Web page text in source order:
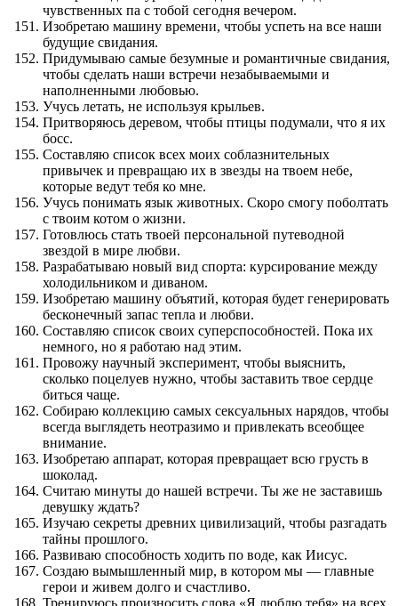
чувственных па с тобой сегодня вечером.
Изобретаю машину времени, чтобы успеть на все наши
будущие свидания.
Придумываю самые безумные и романтичные свидания,
чтобы сделать наши встречи незабываемыми и
наполненными любовью.
Учусь летать, не используя крыльев.
Притворяюсь деревом, чтобы птицы подумали, что я их
босс.
Составляю список всех моих соблазнительных
привычек и превращаю их в звезды на твоем небе,
которые ведут тебя ко мне.
Учусь понимать язык животных. Скоро смогу поболтать
с твоим котом о жизни.
Готовлюсь стать твоей персональной путеводной
звездой в мире любви.
Разрабатываю новый вид спорта: курсирование между
холодильником и диваном.
Изобретаю машину объятий, которая будет генерировать
бесконечный запас тепла и любви.
Составляю список своих суперспособностей. Пока их
немного, но я работаю над этим.
Провожу научный эксперимент, чтобы выяснить,
сколько поцелуев нужно, чтобы заставить твое сердце
биться чаще.
Собираю коллекцию самых сексуальных нарядов, чтобы
всегда выглядеть неотразимо и привлекать всеобщее
внимание.
Изобретаю аппарат, которая превращает всю грусть в
шоколад.
Считаю минуты до нашей встречи. Ты же не заставишь
девушку ждать?
Изучаю секреты древних цивилизаций, чтобы разгадать
тайны прошлого.
Развиваю способность ходить по воде, как Иисус.
Создаю вымышленный мир, в котором мы — главные
герои и живем долго и счастливо.
Тренируюсь произносить слова «Я люблю тебя» на всех